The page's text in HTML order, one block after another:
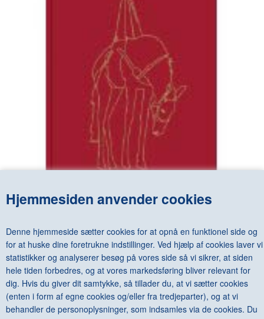
Hjemmesiden anvender cookies
Denne hjemmeside sætter cookies for at opnå en funktionel side og
for at huske dine foretrukne indstillinger. Ved hjælp af cookies laver vi
statistikker og analyserer besøg på vores side så vi sikrer, at siden
hele tiden forbedres, og at vores markedsføring bliver relevant for
dig. Hvis du giver dit samtykke, så tillader du, at vi sætter cookies
(enten i form af egne cookies og/eller fra tredjeparter), og at vi
behandler de personoplysninger, som indsamles via de cookies. Du
DKK 450,00
<--Forrige Næste-->